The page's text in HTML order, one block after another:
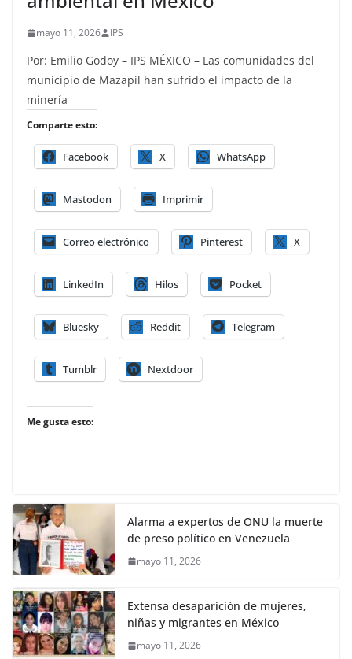
mayo 11, 2026 IPS
Por: Emilio Godoy – IPS MÉXICO – Las comunidades del
municipio de Mazapil han sufrido el impacto de la
minería
Comparte esto:
Facebook X WhatsApp
Mastodon Imprimir
Correo electrónico Pinterest X
LinkedIn Hilos Pocket
Bluesky Reddit Telegram
Tumblr Nextdoor
Me gusta esto:
Alarma a expertos de ONU la muerte
de preso político en Venezuela
mayo 11, 2026
Extensa desaparición de mujeres,
niñas y migrantes en México
mayo 11, 2026